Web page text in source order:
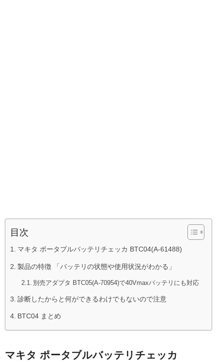
目次
マキタ ポータブルバッテリチェッカ BTC04(A-61488)
製品の特徴 「バッテリの状態や使用状況がわかる」
別売アダプタ BTC05(A-70954)で40Vmaxバッテリにも対応
診断したからと何ができるわけでもないので注意
BTC04 まとめ
マキタ ポータブルバッテリチェッカ